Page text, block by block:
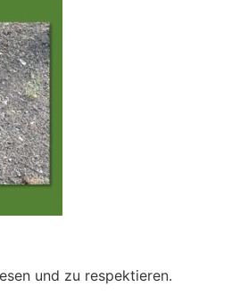
und zu respektieren.